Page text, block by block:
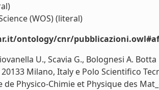
(WOS) (literal)
ontology/cnr/
U., Scavia G., Bolognesi A.
20133 Milano, Italy e Polo Scientifico
Physico-Chimie et Physique des